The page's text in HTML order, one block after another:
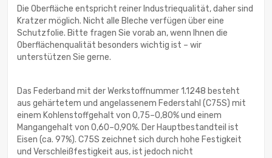
Die Oberfläche entspricht reiner Industriequalität, daher sind
Kratzer möglich. Nicht alle Bleche verfügen über eine
Schutzfolie. Bitte fragen Sie vorab an, wenn Ihnen die
Oberflächenqualität besonders wichtig ist – wir
unterstützen Sie gerne.
Das Federband mit der Werkstoffnummer 1.1248 besteht
aus gehärtetem und angelassenem Federstahl (C75S) mit
einem Kohlenstoffgehalt von 0,75–0,80% und einem
Mangangehalt von 0,60–0,90%. Der Hauptbestandteil ist
Eisen (ca. 97%). C75S zeichnet sich durch hohe Festigkeit
und Verschleißfestigkeit aus, ist jedoch nicht